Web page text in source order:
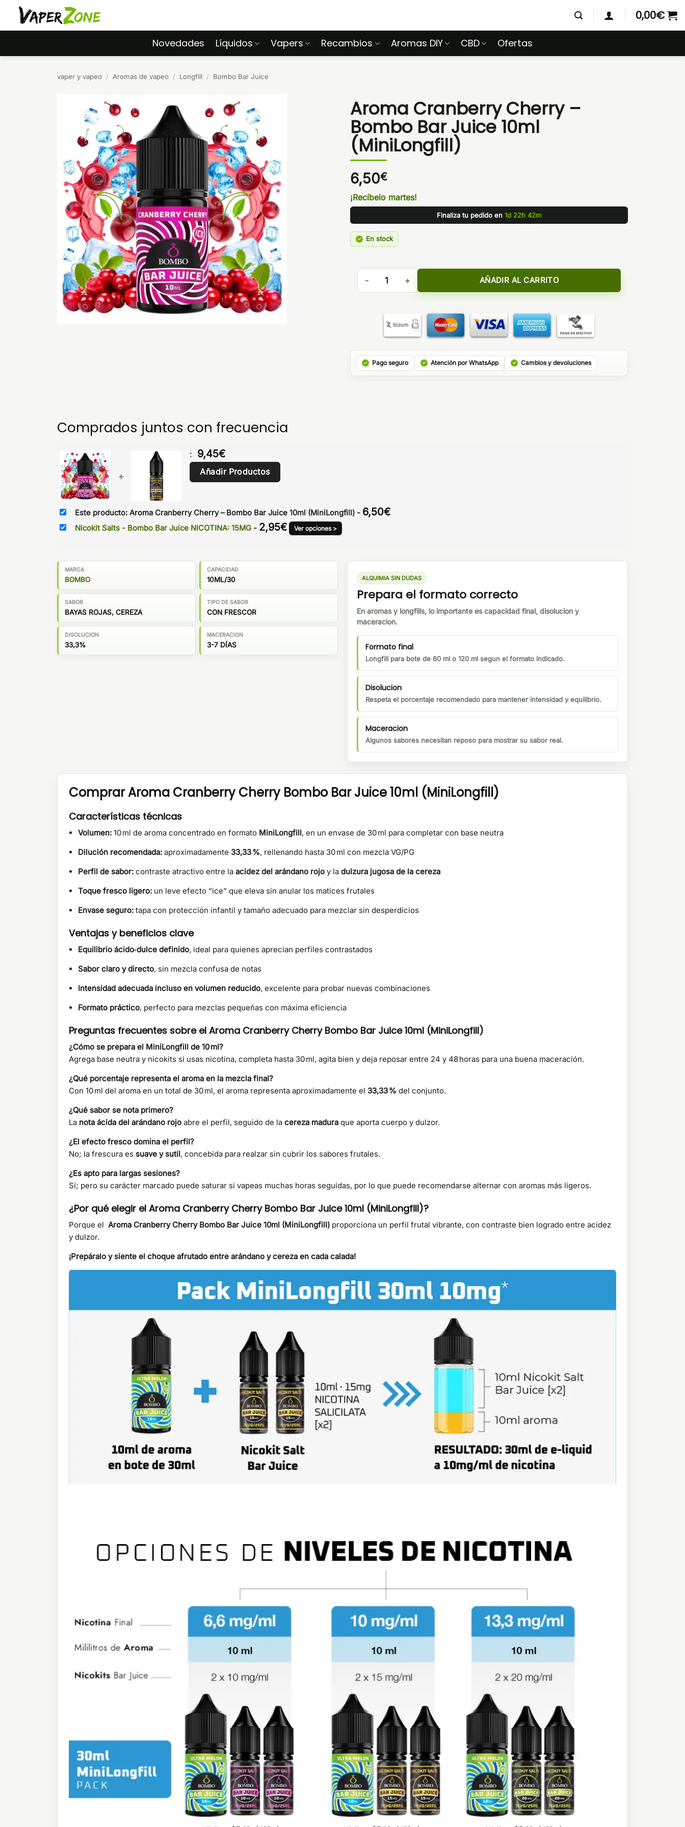
Saltar
contenido
0,00€
Novedades Líquidos Vapers Recambios Aromas DIY CBD Ofertas
vaper y vapeo / Aromas de vapeo / Longfill / Bombo Bar Juice
Aroma Cranberry Cherry –
Bombo Bar Juice 10ml
(MiniLongfill)
6,50€
¡Recíbelo martes!
Finaliza tu pedido en 1d 22h 42m
En stock
Aroma Cranberry Cherry – Bombo Bar Juice 10ml (MiniLongfill) cantidad
AÑADIR AL CARRITO
Pago seguro Atención por WhatsApp Cambios y devoluciones
Comprados juntos con frecuencia
+
: 9,45€
Añadir Productos
Este producto: Aroma Cranberry Cherry – Bombo Bar Juice 10ml (MiniLongfill) - 6,50€
Nicokit Salts - Bombo Bar Juice NICOTINA: 15MG - 2,95€ Ver opciones >
MARCA
BOMBO
CAPACIDAD
10ML/30
SABOR
BAYAS ROJAS, CEREZA
TIPO DE SABOR
CON FRESCOR
DISOLUCION
33,3%
MACERACION
3-7 DÍAS
ALQUIMIA SIN DUDAS
Prepara el formato correcto
En aromas y longfills, lo importante es capacidad final, disolucion y
maceracion.
Formato final
Longfill para bote de 60 ml o 120 ml segun el formato indicado.
Disolucion
Respeta el porcentaje recomendado para mantener intensidad y equilibrio.
Maceracion
Algunos sabores necesitan reposo para mostrar su sabor real.
Comprar Aroma Cranberry Cherry Bombo Bar Juice 10ml (MiniLongfill)
Características técnicas
Volumen: 10 ml de aroma concentrado en formato MiniLongfill, en un envase de 30 ml para completar con base neutra
Dilución recomendada: aproximadamente 33,33 %, rellenando hasta 30 ml con mezcla VG/PG
Perfil de sabor: contraste atractivo entre la acidez del arándano rojo y la dulzura jugosa de la cereza
Toque fresco ligero: un leve efecto “ice” que eleva sin anular los matices frutales
Envase seguro: tapa con protección infantil y tamaño adecuado para mezclar sin desperdicios
Ventajas y beneficios clave
Equilibrio ácido‑dulce definido, ideal para quienes aprecian perfiles contrastados
Sabor claro y directo, sin mezcla confusa de notas
Intensidad adecuada incluso en volumen reducido, excelente para probar nuevas combinaciones
Formato práctico, perfecto para mezclas pequeñas con máxima eficiencia
Preguntas frecuentes sobre el Aroma Cranberry Cherry Bombo Bar Juice 10ml (MiniLongfill)
¿Cómo se prepara el MiniLongfill de 10 ml?
Agrega base neutra y nicokits si usas nicotina, completa hasta 30 ml, agita bien y deja reposar entre 24 y 48 horas para una buena maceración.
¿Qué porcentaje representa el aroma en la mezcla final?
Con 10 ml del aroma en un total de 30 ml, el aroma representa aproximadamente el 33,33 % del conjunto.
¿Qué sabor se nota primero?
La nota ácida del arándano rojo abre el perfil, seguido de la cereza madura que aporta cuerpo y dulzor.
¿El efecto fresco domina el perfil?
No; la frescura es suave y sutil, concebida para realzar sin cubrir los sabores frutales.
¿Es apto para largas sesiones?
Sí; pero su carácter marcado puede saturar si vapeas muchas horas seguidas, por lo que puede recomendarse alternar con aromas más ligeros.
¿Por qué elegir el Aroma Cranberry Cherry Bombo Bar Juice 10ml (MiniLongfill)?
Porque el Aroma Cranberry Cherry Bombo Bar Juice 10ml (MiniLongfill) proporciona un perfil frutal vibrante, con contraste bien logrado entre acidez
y dulzor.
¡Prepáralo y siente el choque afrutado entre arándano y cereza en cada calada!